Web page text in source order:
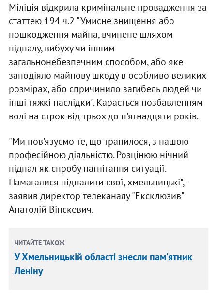
Міліція відкрила кримінальне провадження за
статтею 194 ч.2 "Умисне знищення або
пошкодження майна, вчинене шляхом
підпалу, вибуху чи іншим
загальнонебезпечним способом, або яке
заподіяло майнову шкоду в особливо великих
розмірах, або спричинило загибель людей чи
інші тяжкі наслідки". Карається позбавленням
волі на строк від трьох до п'ятнадцяти років.
"Ми пов'язуємо те, що трапилося, з нашою
професійною діяльністю. Розцінюю нічний
підпал як спробу нагнітання ситуації.
Намагалися підпалити свої, хмельницькі", -
заявив директор телеканалу "Ексклюзив"
Анатолій Вінскевич.
ЧИТАЙТЕ ТАКОЖ
У Хмельницькій області знесли пам'ятник
Леніну